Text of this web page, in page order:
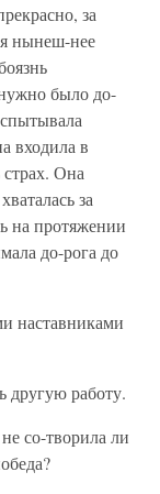
за
нынеш-нее
было до-
входила в
Она
за
на протяжении
до-рога до
наставниками
работу.
со-творила ли